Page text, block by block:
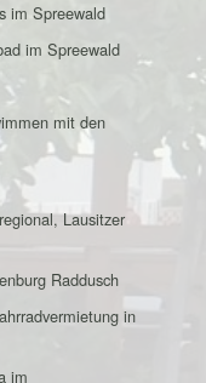
im Spreewald
im Spreewald
mit den
Lausitzer
Raddusch
in
im